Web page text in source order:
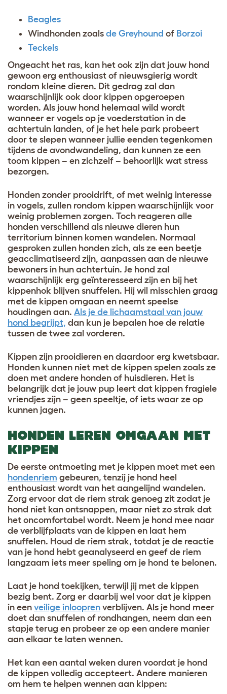
Beagles
Windhonden zoals de Greyhound of Borzoi
Teckels
Ongeacht het ras, kan het ook zijn dat jouw hond
gewoon erg enthousiast of nieuwsgierig wordt
rondom kleine dieren. Dit gedrag zal dan
waarschijnlijk ook door kippen opgeroepen
worden. Als jouw hond helemaal wild wordt
wanneer er vogels op je voederstation in de
achtertuin landen, of je het hele park probeert
door te slepen wanneer jullie eenden tegenkomen
tijdens de avondwandeling, dan kunnen ze een
toom kippen – en zichzelf – behoorlijk wat stress
bezorgen.
Honden zonder prooidrift, of met weinig interesse
in vogels, zullen rondom kippen waarschijnlijk voor
weinig problemen zorgen. Toch reageren alle
honden verschillend als nieuwe dieren hun
territorium binnen komen wandelen. Normaal
gesproken zullen honden zich, als ze een beetje
geacclimatiseerd zijn, aanpassen aan de nieuwe
bewoners in hun achtertuin. Je hond zal
waarschijnlijk erg geïnteresseerd zijn en bij het
kippenhok blijven snuffelen. Hij wil misschien graag
met de kippen omgaan en neemt speelse
houdingen aan. Als je de lichaamstaal van jouw
hond begrijpt, dan kun je bepalen hoe de relatie
tussen de twee zal vorderen.
Kippen zijn prooidieren en daardoor erg kwetsbaar.
Honden kunnen niet met de kippen spelen zoals ze
doen met andere honden of huisdieren. Het is
belangrijk dat je jouw pup leert dat kippen fragiele
vriendjes zijn – geen speeltje, of iets waar ze op
kunnen jagen.
HONDEN LEREN OMGAAN MET
KIPPEN
De eerste ontmoeting met je kippen moet met een
hondenriem gebeuren, tenzij je hond heel
enthousiast wordt van het aangelijnd wandelen.
Zorg ervoor dat de riem strak genoeg zit zodat je
hond niet kan ontsnappen, maar niet zo strak dat
het oncomfortabel wordt. Neem je hond mee naar
de verblijfplaats van de kippen en laat hem
snuffelen. Houd de riem strak, totdat je de reactie
van je hond hebt geanalyseerd en geef de riem
langzaam iets meer speling om je hond te belonen.
Laat je hond toekijken, terwijl jij met de kippen
bezig bent. Zorg er daarbij wel voor dat je kippen
in een veilige inloopren verblijven. Als je hond meer
doet dan snuffelen of rondhangen, neem dan een
stapje terug en probeer ze op een andere manier
aan elkaar te laten wennen.
Het kan een aantal weken duren voordat je hond
de kippen volledig accepteert. Andere manieren
om hem te helpen wennen aan kippen: